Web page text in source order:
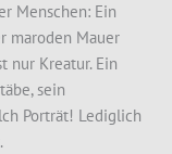
Menschen: Ein
maroden Mauer
nur Kreatur. Ein
sein
Porträt! Lediglich